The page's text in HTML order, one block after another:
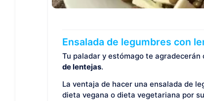
Ensalada de legumbres con
Tu paladar y estómago te
de lentejas.
La ventaja de hacer una ensalada de
dieta vegana o dieta vegetariana por